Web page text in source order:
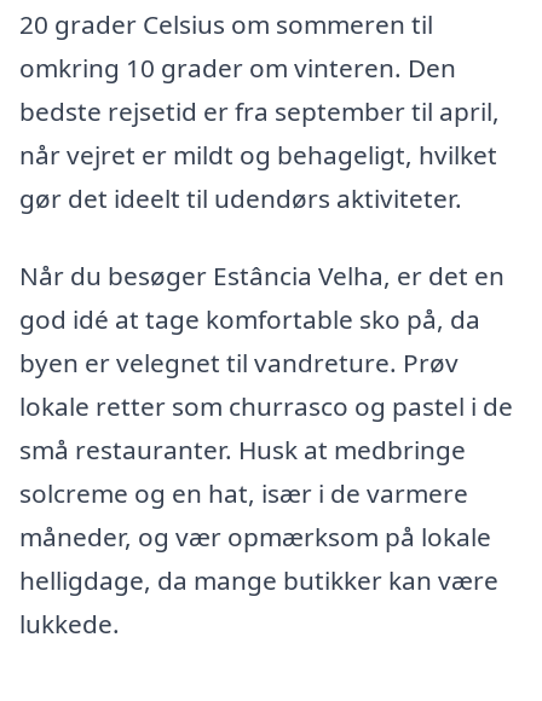
20 grader Celsius om sommeren til
omkring 10 grader om vinteren. Den
bedste rejsetid er fra september til april,
når vejret er mildt og behageligt, hvilket
gør det ideelt til udendørs aktiviteter.
Når du besøger Estância Velha, er det en
god idé at tage komfortable sko på, da
byen er velegnet til vandreture. Prøv
lokale retter som churrasco og pastel i de
små restauranter. Husk at medbringe
solcreme og en hat, især i de varmere
måneder, og vær opmærksom på lokale
helligdage, da mange butikker kan være
lukkede.